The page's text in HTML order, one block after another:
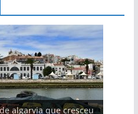
algarvia que cresceu